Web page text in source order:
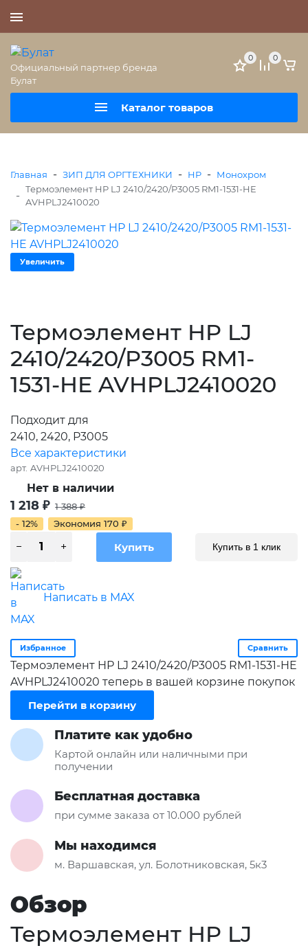
Официальный партнер бренда
Булат
Каталог товаров
0 0
Главная - ЗИП ДЛЯ ОРГТЕХНИКИ - HP - Монохром
- Термоэлемент HP LJ 2410/2420/P3005 RM1-1531-HE
AVHPLJ2410020
Увеличить
Термоэлемент HP LJ
2410/2420/P3005 RM1-
1531-HE AVHPLJ2410020
Подходит для
2410, 2420, P3005
Все характеристики
арт. AVHPLJ2410020
Нет в наличии
1 218 ₽ 1 388₽
- 12%
Экономия 170 ₽
Купить в 1 клик
Написать в MAX
Избранное Сравнить
Термоэлемент HP LJ 2410/2420/P3005 RM1-1531-HE
AVHPLJ2410020 теперь в вашей корзине покупок
Перейти в корзину
Платите как удобно
Картой онлайн или наличными при
получении
Бесплатная доставка
при сумме заказа от 10.000 рублей
Мы находимся
м. Варшавская, ул. Болотниковская, 5к3
Обзор
Термоэлемент HP LJ